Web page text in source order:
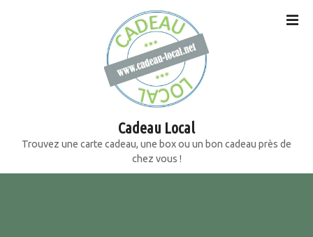
e
Cadeau Local
Trouvez une carte cadeau, une box ou un bon cadeau près de
chez vous !